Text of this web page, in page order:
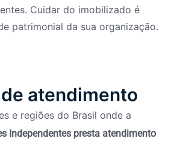
Cuidar do imobilizado é
patrimonial da sua organização.
atendimento
e regiões do Brasil onde a
Independentes presta atendimento